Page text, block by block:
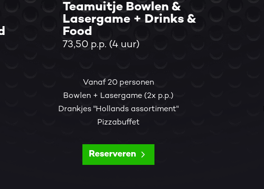
Teamuitje Bowlen &
Lasergame + Drinks &
Food
73,50 p.p. (4 uur)
Vanaf 20 personen
Bowlen + Lasergame (2x p.p.)
Drankjes "Hollands assortiment"
Pizzabuffet
Reserveren